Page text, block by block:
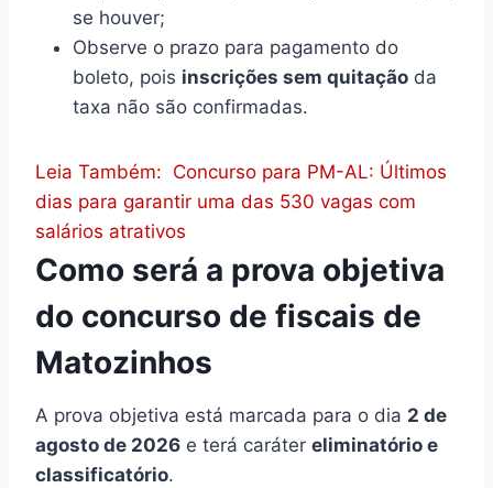
se houver;
Observe o prazo para pagamento do
boleto, pois inscrições sem quitação da
taxa não são confirmadas.
Leia Também: Concurso para PM-AL: Últimos
dias para garantir uma das 530 vagas com
salários atrativos
Como será a prova objetiva
do concurso de fiscais de
Matozinhos
A prova objetiva está marcada para o dia 2 de
agosto de 2026 e terá caráter eliminatório e
classificatório.